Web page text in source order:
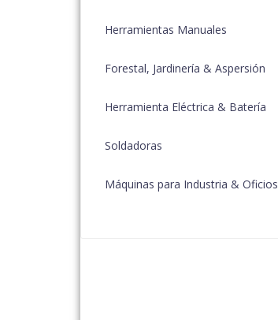
Herramientas Manuales
Forestal, Jardinería & Aspersión
Herramienta Eléctrica & Batería
Soldadoras
Máquinas para Industria & Oficios